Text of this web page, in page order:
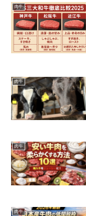
肉牛
肉牛
肉牛
肉牛